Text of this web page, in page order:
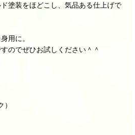
塗装をほどこし、気品ある仕上げで
用に。
のでぜひお試しください＾＾